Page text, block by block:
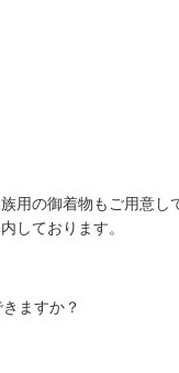
用の御着物もご用意し
しております。
ますか？